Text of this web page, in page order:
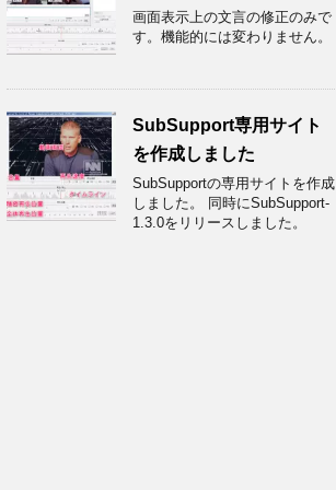
画面表示上の文言の修正のみで
す。機能的には変わりません。
SubSupport専用サイト
を作成しました
SubSupportの専用サイトを作成
しました。 同時にSubSupport-
1.3.0をリリースしました。